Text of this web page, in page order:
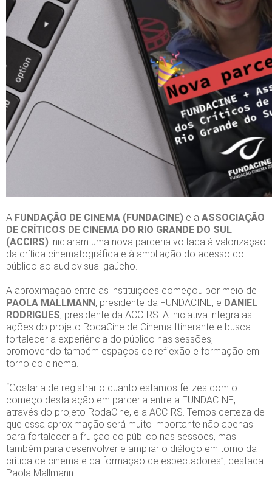
A FUNDAÇÃO DE CINEMA (FUNDACINE) e a ASSOCIAÇÃO
DE CRÍTICOS DE CINEMA DO RIO GRANDE DO SUL
(ACCIRS) iniciaram uma nova parceria voltada à valorização
da crítica cinematográfica e à ampliação do acesso do
público ao audiovisual gaúcho.
A aproximação entre as instituições começou por meio de
PAOLA MALLMANN , presidente da FUNDACINE, e DANIEL
RODRIGUES, presidente da ACCIRS. A iniciativa integra as
ações do projeto RodaCine de Cinema Itinerante e busca
fortalecer a experiência do público nas sessões,
promovendo também espaços de reflexão e formação em
torno do cinema.
“Gostaria de registrar o quanto estamos felizes com o
começo desta ação em parceria entre a FUNDACINE,
através do projeto RodaCine, e a ACCIRS. Temos certeza de
que essa aproximação será muito importante não apenas
para fortalecer a fruição do público nas sessões, mas
também para desenvolver e ampliar o diálogo em torno da
crítica de cinema e da formação de espectadores”, destaca
Paola Mallmann.